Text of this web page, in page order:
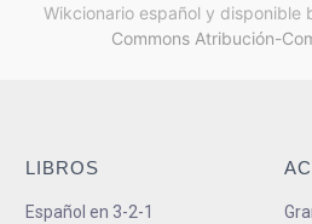
Wikcionario español y disponible
Commons Atribución-
LIBROS
Español en 3-2-1